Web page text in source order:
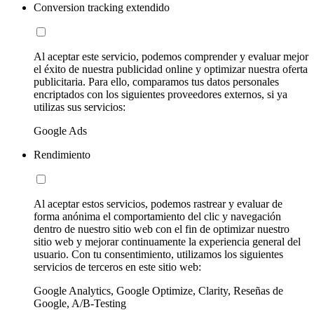
Conversion tracking extendido
Al aceptar este servicio, podemos comprender y evaluar mejor
el éxito de nuestra publicidad online y optimizar nuestra oferta
publicitaria. Para ello, comparamos tus datos personales
encriptados con los siguientes proveedores externos, si ya
utilizas sus servicios:
Google Ads
Rendimiento
Al aceptar estos servicios, podemos rastrear y evaluar de
forma anónima el comportamiento del clic y navegación
dentro de nuestro sitio web con el fin de optimizar nuestro
sitio web y mejorar continuamente la experiencia general del
usuario. Con tu consentimiento, utilizamos los siguientes
servicios de terceros en este sitio web:
Google Analytics, Google Optimize, Clarity, Reseñas de
Google, A/B-Testing